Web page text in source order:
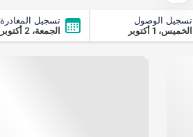
تسجيل الوصول
الخميس، 1 أكتوبر
تسجيل المغادرة
الجمعة، 2 أكتوبر